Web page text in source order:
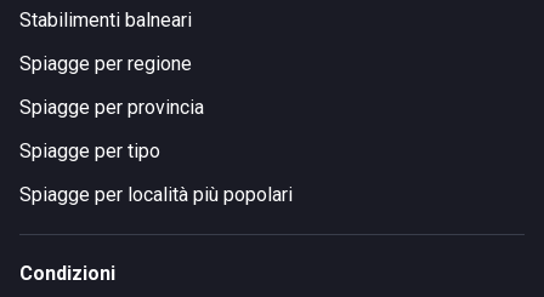
Stabilimenti balneari
Spiagge per regione
Spiagge per provincia
Spiagge per tipo
Spiagge per località più popolari
Condizioni